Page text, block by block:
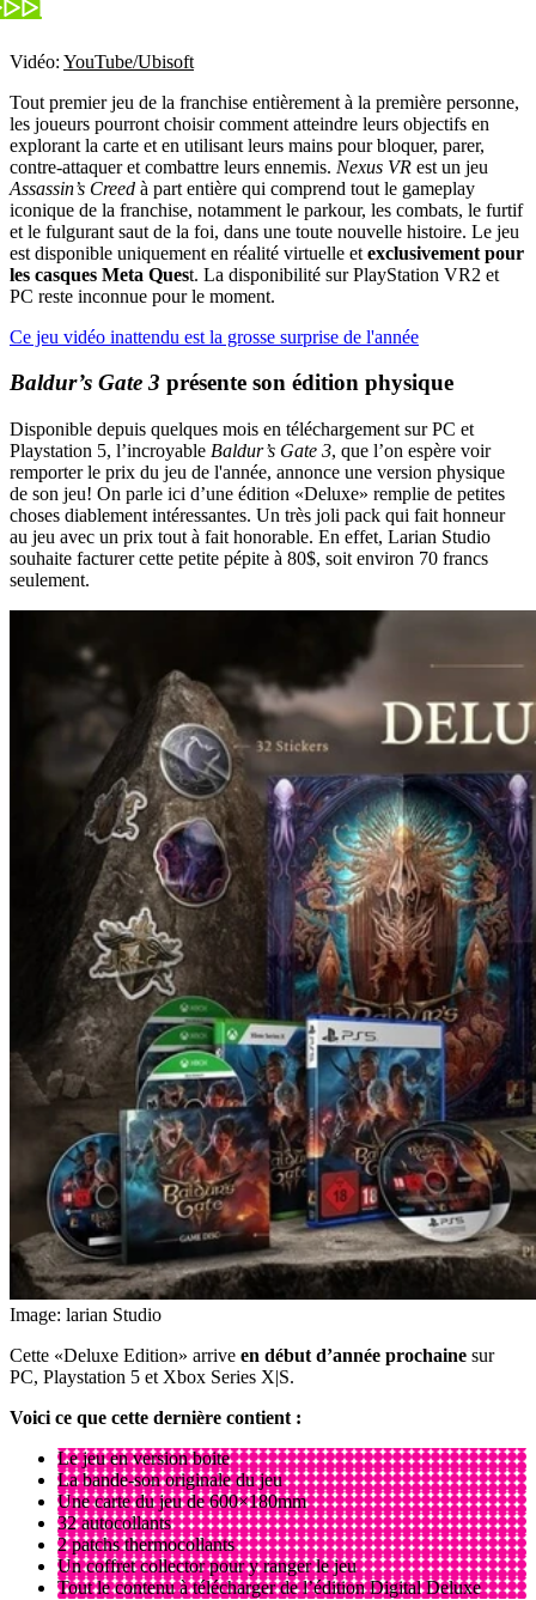
Vidéo: YouTube/Ubisoft
Tout premier jeu de la franchise entièrement à la première personne,
les joueurs pourront choisir comment atteindre leurs objectifs en
explorant la carte et en utilisant leurs mains pour bloquer, parer,
contre-attaquer et combattre leurs ennemis. Nexus VR est un jeu
Assassin’s Creed à part entière qui comprend tout le gameplay
iconique de la franchise, notamment le parkour, les combats, le furtif
et le fulgurant saut de la foi, dans une toute nouvelle histoire. Le jeu
est disponible uniquement en réalité virtuelle et exclusivement pour
les casques Meta Quest. La disponibilité sur PlayStation VR2 et
PC reste inconnue pour le moment.
Ce jeu vidéo inattendu est la grosse surprise de l'année
Baldur’s Gate 3 présente son édition physique
Disponible depuis quelques mois en téléchargement sur PC et
Playstation 5, l’incroyable Baldur’s Gate 3, que l’on espère voir
remporter le prix du jeu de l'année, annonce une version physique
de son jeu! On parle ici d’une édition «Deluxe» remplie de petites
choses diablement intéressantes. Un très joli pack qui fait honneur
au jeu avec un prix tout à fait honorable. En effet, Larian Studio
souhaite facturer cette petite pépite à 80$, soit environ 70 francs
seulement.
Image: larian Studio
Cette «Deluxe Edition» arrive en début d’année prochaine sur
PC, Playstation 5 et Xbox Series X|S.
Voici ce que cette dernière contient :
Le jeu en version boite
La bande-son originale du jeu
Une carte du jeu de 600×180mm
32 autocollants
2 patchs thermocollants
Un coffret collector pour y ranger le jeu
Tout le contenu à télécharger de l’édition Digital Deluxe